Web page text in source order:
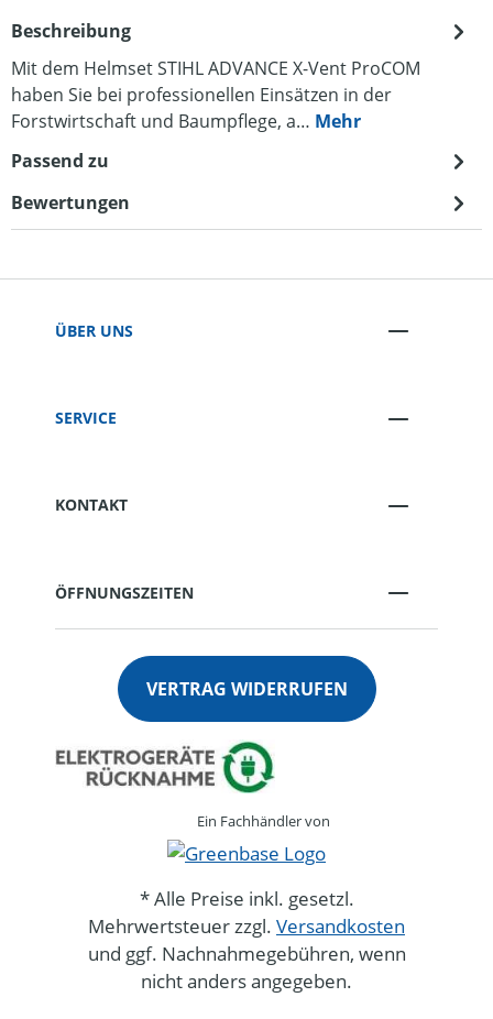
Beschreibung
Mit dem Helmset STIHL ADVANCE X-Vent ProCOM
haben Sie bei professionellen Einsätzen in der
Forstwirtschaft und Baumpflege, a… Mehr
Passend zu
Bewertungen
ÜBER UNS
SERVICE
KONTAKT
ÖFFNUNGSZEITEN
VERTRAG WIDERRUFEN
Ein Fachhändler von
* Alle Preise inkl. gesetzl.
Mehrwertsteuer zzgl. Versandkosten
und ggf. Nachnahmegebühren, wenn
nicht anders angegeben.